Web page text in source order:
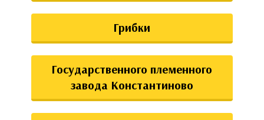
Грибки
Государственного племенного
завода Константиново